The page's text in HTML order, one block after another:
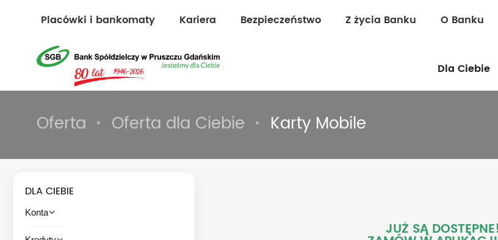
Placówki i bankomaty Kariera Bezpieczeństwo Z życia Banku O Banku
Dla Ciebie
Oferta Oferta dla Ciebie Karty Mobile
DLA CIEBIE
Konta
JUŻ SĄ